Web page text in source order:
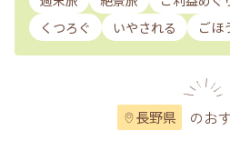
くつろぐ
いやされる ごほ
長野県 のお